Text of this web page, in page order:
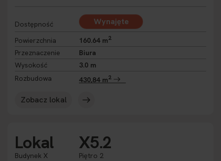
Dostępność Wynajęte
Powierzchnia 160.64 m2
Przeznaczenie
Biura
Wysokość
3.0 m
Rozbudowa
430,84 m2
Zobacz lokal
Lokal
Budynek X
X5.2
Piętro 2